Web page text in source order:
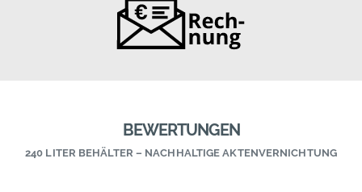
BEWERTUNGEN
240 LITER BEHÄLTER – NACHHALTIGE AKTENVERNICHTUNG